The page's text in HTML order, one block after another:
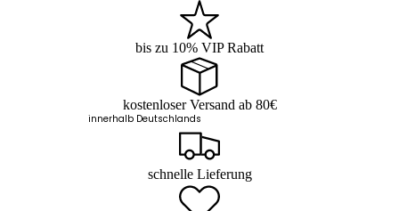
bis zu 10% VIP Rabatt
kostenloser Versand ab 80€
innerhalb Deutschlands
schnelle Lieferung